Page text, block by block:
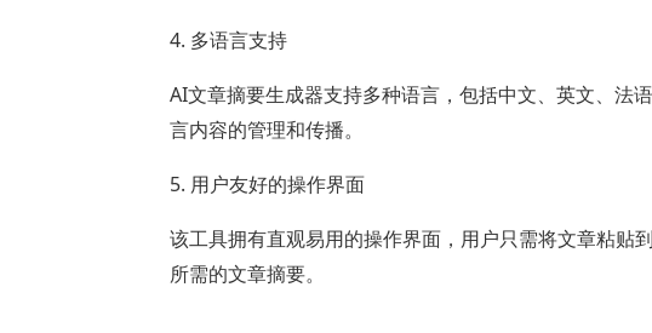
4. 多语言支持
AI文章摘要生成器支持多种语言，包括中文、英文、法
言内容的管理和传播。
5. 用户友好的操作界面
该工具拥有直观易用的操作界面，用户只需将文章粘贴
所需的文章摘要。